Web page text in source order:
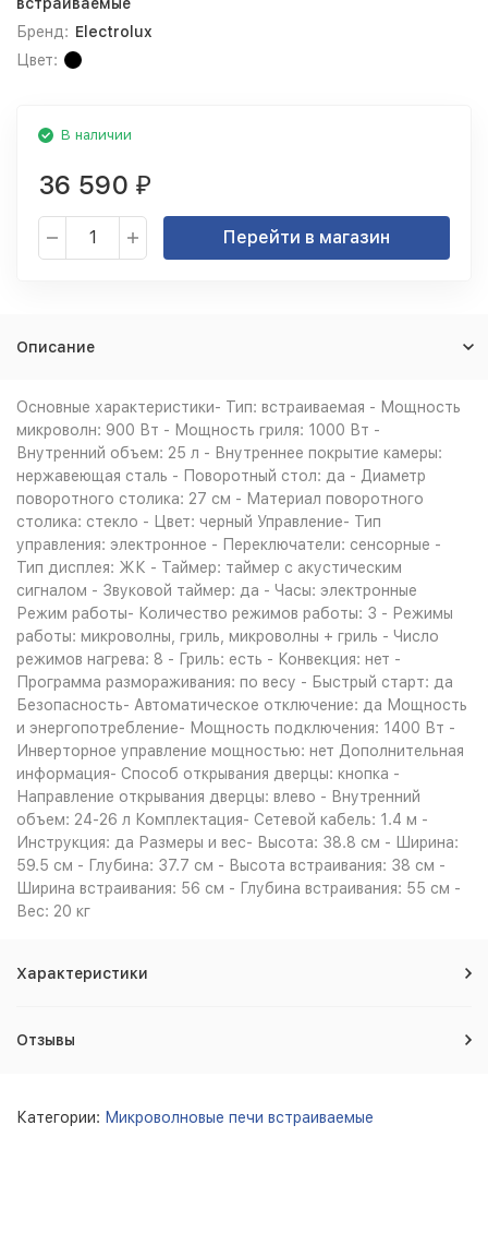
Бренд: Electrolux
Цвет:
В наличии
36 590 ₽
Перейти в магазин
Описание
Основные характеристики- Тип: встраиваемая - Мощность
микроволн: 900 Вт - Мощность гриля: 1000 Вт -
Внутренний объем: 25 л - Внутреннее покрытие камеры:
нержавеющая сталь - Поворотный стол: да - Диаметр
поворотного столика: 27 см - Материал поворотного
столика: стекло - Цвет: черный Управление- Тип
управления: электронное - Переключатели: сенсорные -
Тип дисплея: ЖК - Таймер: таймер с акустическим
сигналом - Звуковой таймер: да - Часы: электронные
Режим работы- Количество режимов работы: 3 - Режимы
работы: микроволны, гриль, микроволны + гриль - Число
режимов нагрева: 8 - Гриль: есть - Конвекция: нет -
Программа размораживания: по весу - Быстрый старт: да
Безопасность- Автоматическое отключение: да Мощность
и энергопотребление- Мощность подключения: 1400 Вт -
Инверторное управление мощностью: нет Дополнительная
информация- Способ открывания дверцы: кнопка -
Направление открывания дверцы: влево - Внутренний
объем: 24-26 л Комплектация- Сетевой кабель: 1.4 м -
Инструкция: да Размеры и вес- Высота: 38.8 см - Ширина:
59.5 см - Глубина: 37.7 см - Высота встраивания: 38 см -
Ширина встраивания: 56 см - Глубина встраивания: 55 см -
Вес: 20 кг
Характеристики
Отзывы
Категории: Микроволновые печи встраиваемые